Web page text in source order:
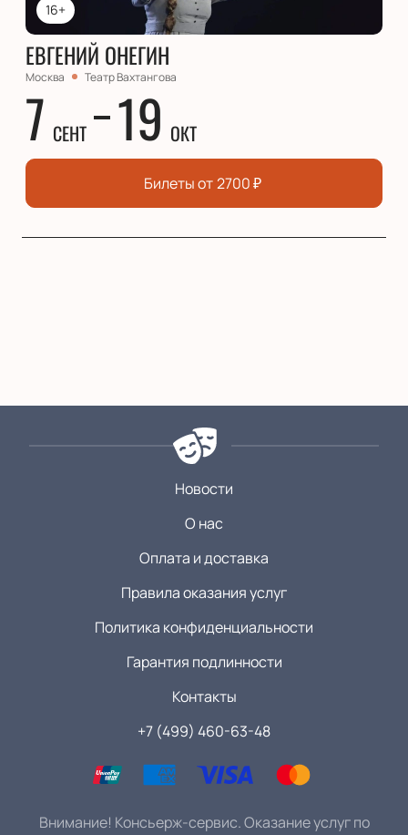
16+
ЕВГЕНИЙ ОНЕГИН
Москва Театр Вахтангова
7 СЕНТ 19 ОКТ
Билеты от 2700₽
Новости
О нас
Оплата и доставка
Правила оказания услуг
Политика конфиденциальности
Гарантия подлинности
Контакты
+7 (499) 460-63-48
Внимание! Консьерж-сервис. Оказание услуг по